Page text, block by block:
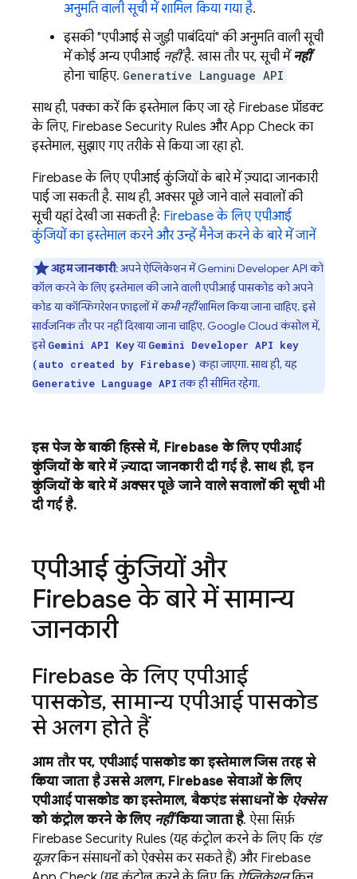
अनुमति वाली सूची में शामिल किया गया है.
इसकी "एपीआई से जुड़ी पाबंदियां" की अनुमति वाली सूची
में कोई अन्य एपीआई नहींहै. खास तौर पर, सूची में नहीं
होना चाहिए. Generative Language API
साथ ही, पक्का करें कि इस्तेमाल किए जा रहे Firebase प्रॉडक्ट
के लिए, Firebase Security Rules औरApp Checkका
इस्तेमाल, सुझाए गए तरीके से किया जा रहा हो.
Firebase के लिए एपीआई कुंजियों के बारे में ज़्यादा जानकारी
पाई जा सकती है. साथ ही, अक्सर पूछे जाने वाले सवालों की
सूची यहां देखी जा सकती है: Firebase के लिए एपीआई
कुंजियों का इस्तेमाल करने और उन्हें मैनेज करने के बारे में जानें
अहम जानकारी: अपने ऐप्लिकेशन मेंGemini Developer APIको
कॉल करने के लिए इस्तेमाल की जाने वाली एपीआई पासकोड को अपने
कोड या कॉन्फ़िगरेशन फ़ाइलों में कभी नहींशामिल किया जाना चाहिए. इसे
सार्वजनिक तौर पर नहीं दिखाया जाना चाहिए. Google Cloudकंसोल में,
इसेGemini API KeyयाGemini Developer API key
(auto created by Firebase) कहा जाएगा. साथ ही, यह
Generative Language APIतक ही सीमित रहेगा.
इस पेज के बाकी हिस्से में, Firebase के लिए एपीआई
कुंजियों के बारे में ज़्यादा जानकारी दी गई है. साथ ही, इन
कुंजियों के बारे में अक्सर पूछे जाने वाले सवालों की सूची भी
दी गई है.
एपीआई कुंजियों और
Firebase के बारे में सामान्य
जानकारी
Firebase के लिए एपीआई
पासकोड,सामान्य एपीआई पासकोड
से अलग होते हैं
आम तौर पर, एपीआई पासकोड का इस्तेमाल जिस तरह से
किया जाता है उससे अलग, Firebase सेवाओं के लिए
एपीआई पासकोड का इस्तेमाल, बैकएंड संसाधनों के ऐक्सेस
को कंट्रोल करने के लिए नहींकिया जाता है. ऐसा सिर्फ़
Firebase Security Rules (यह कंट्रोल करने के लिए कि एंड
यूज़रकिन संसाधनों को ऐक्सेस कर सकते हैं) और Firebase